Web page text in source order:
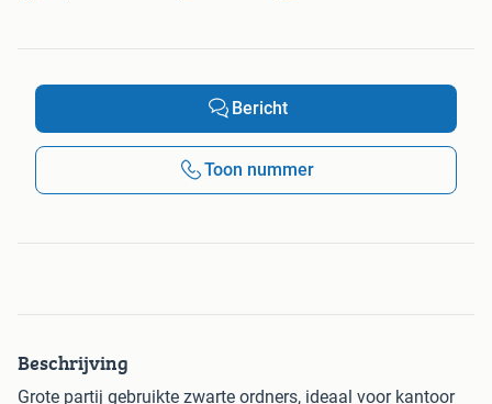
Beschrijving
Grote partij gebruikte zwarte ordners, ideaal voor kantoor
Bericht
Toon nummer